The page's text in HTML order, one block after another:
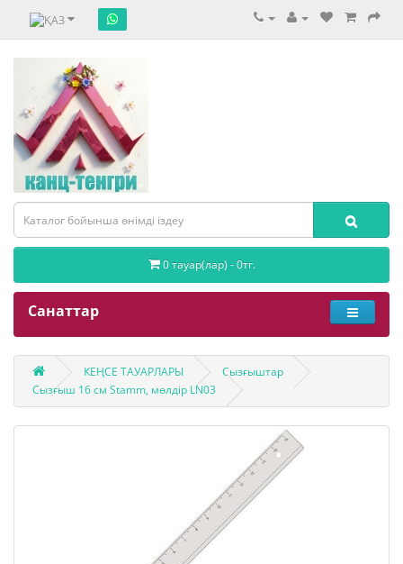
0 тауар(лар) - 0тг.
Санаттар
КЕҢСЕ ТАУАРЛАРЫ
Сызғыштар
Сызғыш 16 см Stamm, мөлдір LN03